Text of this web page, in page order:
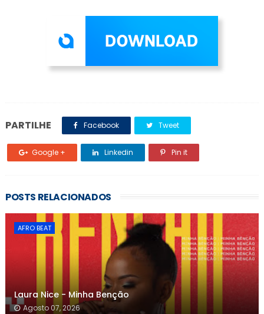
PARTILHE Facebook Tweet
Google + Linkedin Pin it
POSTS RELACIONADOS
AFRO BEAT
Laura Nice - Minha Benção
Agosto 07, 2026